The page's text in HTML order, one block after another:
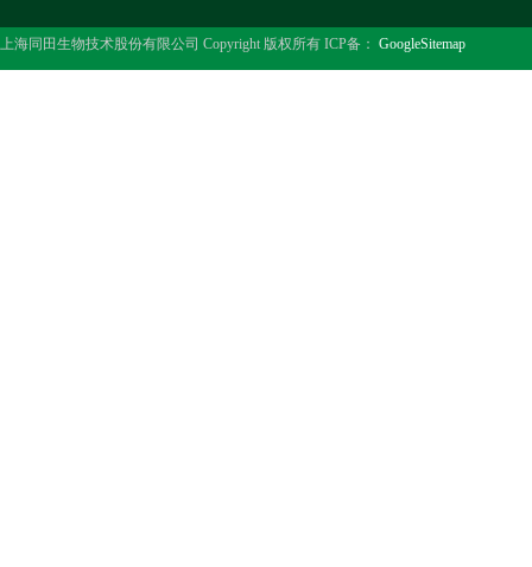
上海同田生物技术股份有限公司 Copyright 版权所有 ICP备： GoogleSitemap